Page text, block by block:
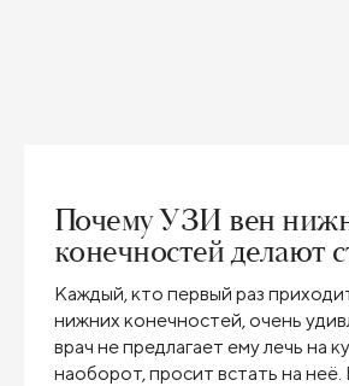
Почему УЗИ вен
конечностей делают
Каждый, кто первый раз
нижних конечностей, очень
врач не предлагает ему лечь на
наоборот, просит встать на неё.